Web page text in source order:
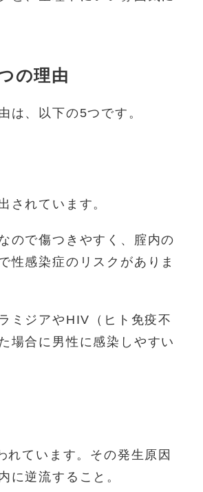
の理由
は、以下の5つです。
されています。
ので傷つきやすく、腟内の
性感染症のリスクがありま
ミジアやHIV（ヒト免疫不
場合に男性に感染しやすい
ています。その発生原因
に逆流すること。